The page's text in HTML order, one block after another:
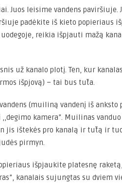
Juos leisime vandens paviršiuje.
padėkite iš kieto popieriaus
reikia išpjauti mažą
už kanalo plotį. Ten, kur
išpjovą) – tai bus tūta.
(muiliną vandenį iš anksto
kamera”. Muilinas vanduo
jis ištekės pro kanalą ir tūtą ir
pirmyn.
išpjaukite platesnę
kanalais sujungtas su dviem